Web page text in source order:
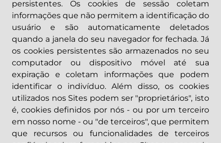
persistentes. Os cookies de sessão coletam
informações que não permitem a identificação do
usuário e são automaticamente deletados
quando a janela do seu navegador for fechada. Já
os cookies persistentes são armazenados no seu
computador ou dispositivo móvel até sua
expiração e coletam informações que podem
identificar o indivíduo. Além disso, os cookies
utilizados nos Sites podem ser "proprietários", isto
é, cookies definidos por nós - ou por um terceiro
em nosso nome - ou "de terceiros", que permitem
que recursos ou funcionalidades de terceiros